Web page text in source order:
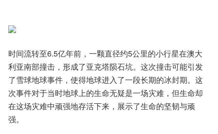
时间流转至6.5亿年前，一颗直径约5公里的小行星在澳大
利亚南部撞击，形成了亚克塔陨石坑。这次撞击可能引发
了雪球地球事件，使得地球进入了一段长期的冰封期。这
次事件对于当时地球上的生命无疑是一场灾难，但生命却
在这场灾难中顽强地存活下来，展示了生命的坚韧与顽
强。